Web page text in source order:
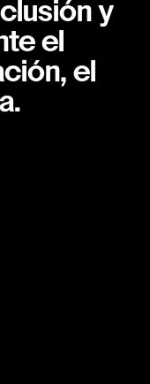
y
el
el